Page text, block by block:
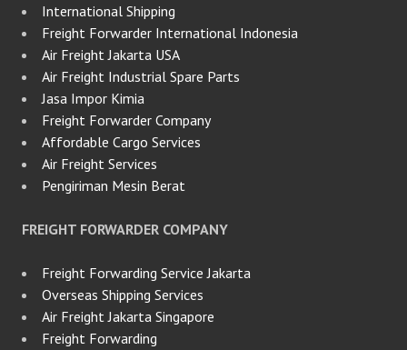
International Shipping
Freight Forwarder International Indonesia
Air Freight Jakarta USA
Air Freight Industrial Spare Parts
Jasa Impor Kimia
Freight Forwarder Company
Affordable Cargo Services
Air Freight Services
Pengiriman Mesin Berat
FREIGHT FORWARDER COMPANY
Freight Forwarding Service Jakarta
Overseas Shipping Services
Air Freight Jakarta Singapore
Freight Forwarding